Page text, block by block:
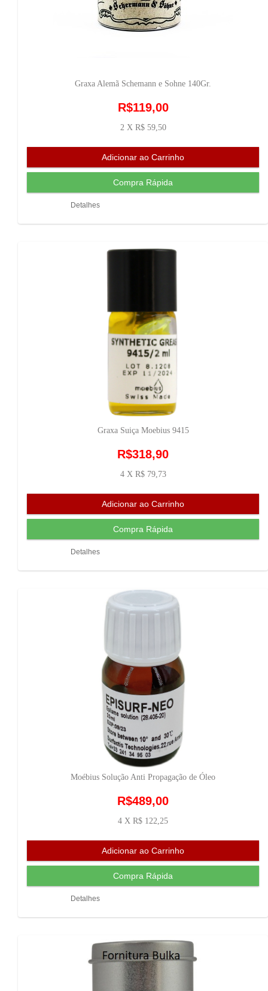
Graxa Alemã Schemann e Sohne 140Gr.
R$119,00
2 X R$ 59,50
Detalhes
Graxa Suiça Moebius 9415
R$318,90
4 X R$ 79,73
Detalhes
Moébius Solução Anti Propagação de Óleo
R$489,00
4 X R$ 122,25
Detalhes